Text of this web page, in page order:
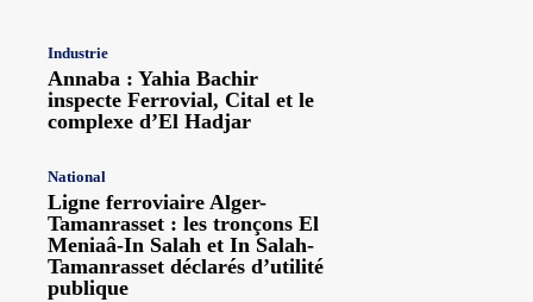
Industrie
Annaba : Yahia Bachir
inspecte Ferrovial, Cital et le
complexe d’El Hadjar
National
Ligne ferroviaire Alger-
Tamanrasset : les tronçons El
Meniaâ-In Salah et In Salah-
Tamanrasset déclarés d’utilité
publique